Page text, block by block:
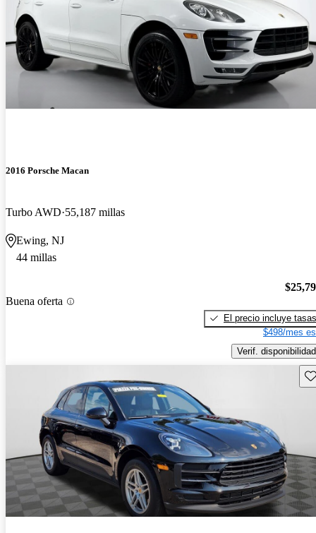
2016 Porsche Macan
Turbo AWD 55,187 millas
Ewing, NJ
44 millas
Buena oferta
El precio incluye tasas
$498/mes
Verif. disponibilidad